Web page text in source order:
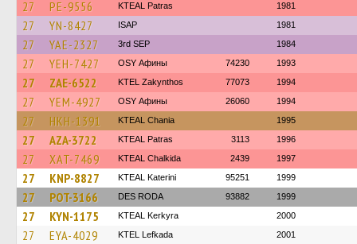
27 PE-9556 KTEAL Patras 1981
27 YN-8427 ISAP 1981
27 YAE-2327 3rd SEP 1984
27 YEH-7427 OSY Афины 74230 1993
27 ZAE-6522 KTEL Zakynthos 77073 1994
27 YEM-4927 OSY Афины 26060 1994
27 HKH-1391 KTEAL Chania 1995
27 AZA-3722 KTEAL Patras 3113 1996
27 XAT-7469 KTEAL Chalkida 2439 1997
27 KNP-8827 KTEAL Katerini 95251 1999
27 POT-3166 DES RODA 93882 1999
27 KYN-1175 KTEAL Kerkyra 2000
27 EYA-4029 KTEL Lefkada 2001